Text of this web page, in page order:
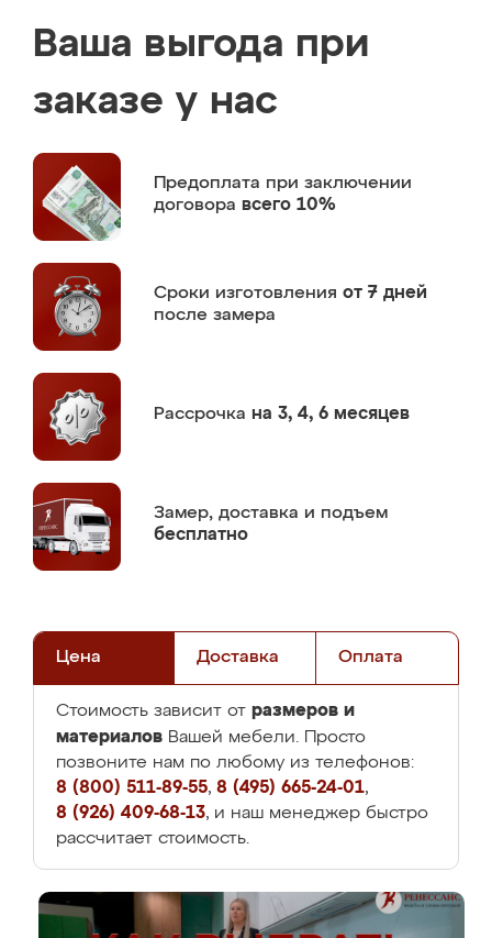
Ваша выгода при
заказе у нас
Предоплата при заключении
договора всего 10%
Сроки изготовления от 7 дней
после замера
Рассрочка на 3, 4, 6 месяцев
Замер, доставка и подъем
бесплатно
Цена Доставка Оплата
Стоимость зависит от размеров и
материалов Вашей мебели. Просто
позвоните нам по любому из телефонов:
8 (800) 511-89-55, 8 (495) 665-24-01,
8 (926) 409-68-13, и наш менеджер быстро
рассчитает стоимость.